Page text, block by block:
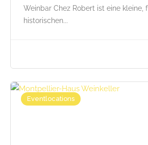
Weinbar Chez Robert ist eine kleine,
historischen...
Eventlocations